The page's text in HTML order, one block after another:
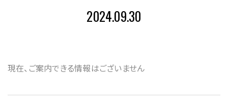
2024.09.30
現在、ご案内できる情報はございません